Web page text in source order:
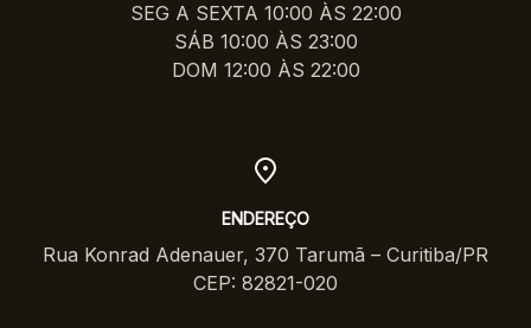
SEG A SEXTA 10:00 ÀS 22:00
SÁB 10:00 ÀS 23:00
DOM 12:00 ÀS 22:00
ENDEREÇO
Rua Konrad Adenauer, 370 Tarumã – Curitiba/PR
CEP: 82821-020